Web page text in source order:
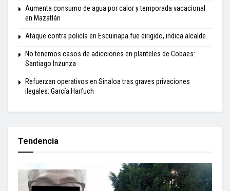
Aumenta consumo de agua por calor y temporada vacacional
en Mazatlán
Ataque contra policía en Escuinapa fue dirigido, indica alcalde
No tenemos casos de adicciones en planteles de Cobaes:
Santiago Inzunza
Refuerzan operativos en Sinaloa tras graves privaciones
ilegales: García Harfuch
Tendencia